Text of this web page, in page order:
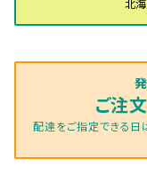
北
ご注
配達をご指定できる